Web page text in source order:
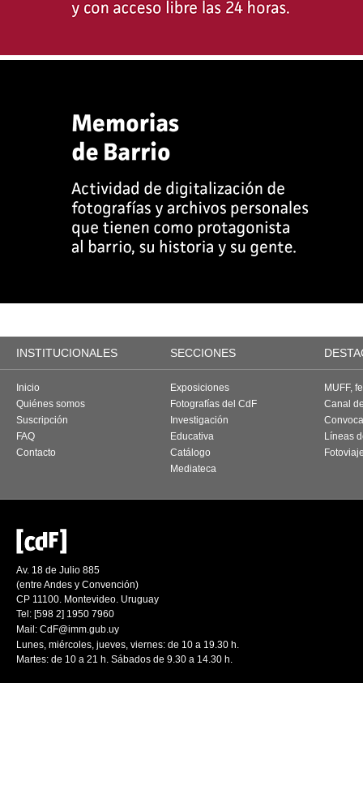
INSTITUCIONALES SECCIONES
Inicio
Quiénes somos
Suscripción
FAQ
Contacto
Exposiciones
Fotografías del CdF
Investigación
Educativa
Catálogo
Mediateca
MUFF,
Canal
Líneas
Av. 18 de Julio 885
(entre Andes y Convención)
CP 11100. Montevideo. Uruguay
Tel: [598 2] 1950 7960
Mail: CdF@imm.gub.uy
Lunes, miércoles, jueves, viernes: de 10 a 19.30 h.
Martes: de 10 a 21 h. Sábados de 9.30 a 14.30 h.